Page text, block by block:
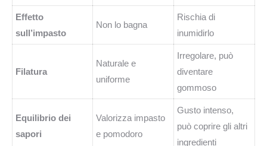
Effetto
sull’impasto
Non lo bagna
Rischia di
inumidirlo
Filatura
Naturale e
uniforme
Irregolare, può
diventare
gommoso
Equilibrio dei
sapori
Valorizza impasto
e pomodoro
Gusto intenso,
può coprire gli altri
ingredienti